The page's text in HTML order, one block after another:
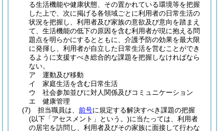
る生活機能や健康状態、その置かれている環境等を把握
した上で、次に掲げる各領域ごとに利用者の日常生活の
状況を把握し、利用者及び家族の意欲及び意向を踏まえ
て、生活機能の低下の原因を含む利用者が現に抱える問
題点を明らかにするとともに、介護予防の効果を最大限
に発揮し、利用者が自立した日常生活を営むことができ
るように支援すべき総合的な課題を把握しなければなら
ない。
ア
運動及び移動
イ
家庭生活を含む日常生活
ウ
社会参加並びに対人関係及びコミュニケーション
エ
健康管理
(7)
担当職員は、 前号に規定する解決すべき課題の把握
(以下「アセスメント」という。)に当たっては、利用者
の居宅を訪問し、利用者及びその家族に面接して行わな